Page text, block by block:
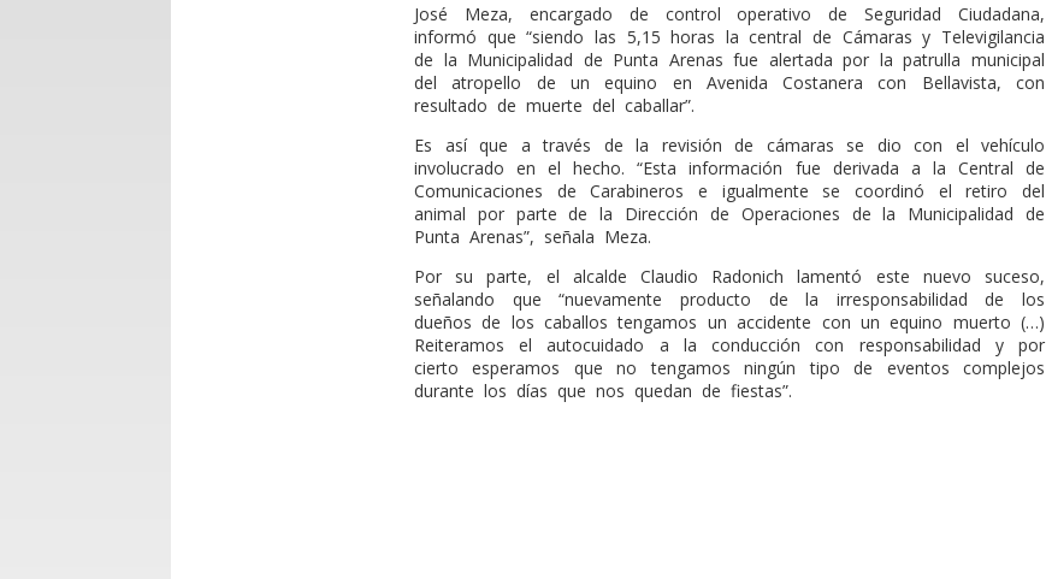
José Meza, encargado de control operativo de Seguridad Ciudadana,
informó que “siendo las 5,15 horas la central de Cámaras y Televigilancia
de la Municipalidad de Punta Arenas fue alertada por la patrulla municipal
del atropello de un equino en Avenida Costanera con Bellavista, con
resultado de muerte del caballar”.
Es así que a través de la revisión de cámaras se dio con el vehículo
involucrado en el hecho. “Esta información fue derivada a la Central de
Comunicaciones de Carabineros e igualmente se coordinó el retiro del
animal por parte de la Dirección de Operaciones de la Municipalidad de
Punta Arenas”, señala Meza.
Por su parte, el alcalde Claudio Radonich lamentó este nuevo suceso,
señalando que “nuevamente producto de la irresponsabilidad de los
dueños de los caballos tengamos un accidente con un equino muerto (…)
Reiteramos el autocuidado a la conducción con responsabilidad y por
cierto esperamos que no tengamos ningún tipo de eventos complejos
durante los días que nos quedan de fiestas”.